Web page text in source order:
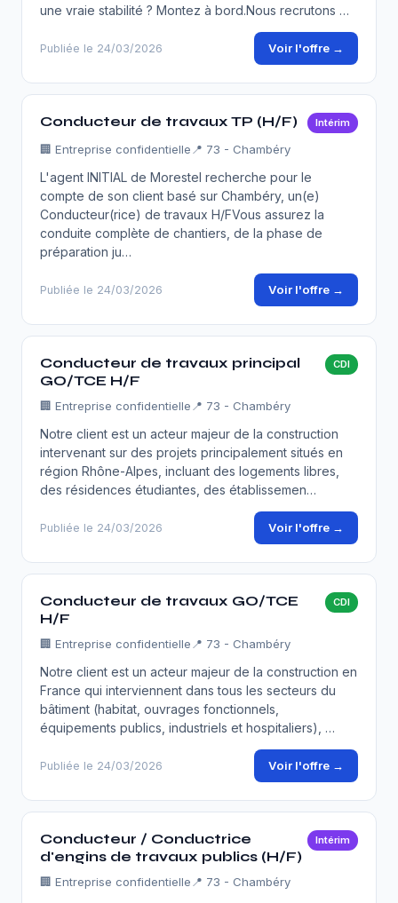
une vraie stabilité ? Montez à bord.Nous recrutons …
Publiée le 24/03/2026 Voir l'offre →
Conducteur de travaux TP (H/F) Intérim
🏢 Entreprise confidentielle 📍 73 - Chambéry
L'agent INITIAL de Morestel recherche pour le
compte de son client basé sur Chambéry, un(e)
Conducteur(rice) de travaux H/FVous assurez la
conduite complète de chantiers, de la phase de
préparation ju…
Publiée le 24/03/2026 Voir l'offre →
Conducteur de travaux principal
GO/TCE H/F
CDI
🏢 Entreprise confidentielle 📍 73 - Chambéry
Notre client est un acteur majeur de la construction
intervenant sur des projets principalement situés en
région Rhône-Alpes, incluant des logements libres,
des résidences étudiantes, des établissemen…
Publiée le 24/03/2026 Voir l'offre →
Conducteur de travaux GO/TCE
H/F
CDI
🏢 Entreprise confidentielle 📍 73 - Chambéry
Notre client est un acteur majeur de la construction en
France qui interviennent dans tous les secteurs du
bâtiment (habitat, ouvrages fonctionnels,
équipements publics, industriels et hospitaliers), …
Publiée le 24/03/2026 Voir l'offre →
Conducteur / Conductrice
d'engins de travaux publics (H/F)
Intérim
🏢 Entreprise confidentielle 📍 73 - Chambéry